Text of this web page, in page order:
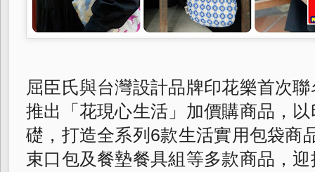
屈臣氏與台灣設計品牌印花樂首次
推出「花現心生活」加價購商品，
礎，打造全系列6款生活實用包袋商
束口包及餐墊餐具組等多款商品，迎